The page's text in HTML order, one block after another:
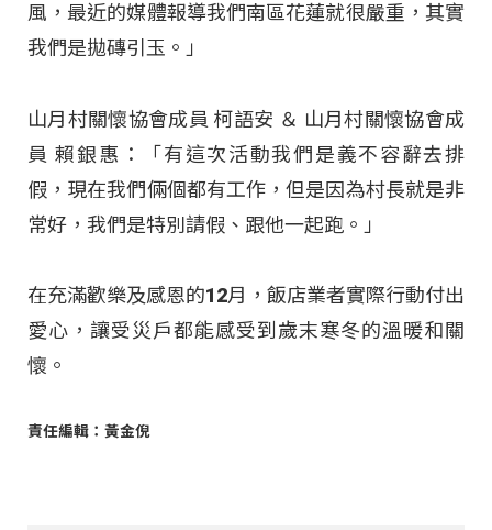
風，最近的媒體報導我們南區花蓮就很嚴重，其實
我們是拋磚引玉。」
山月村關懷協會成員 柯語安 ＆ 山月村關懷協會成
員 賴銀惠：「有這次活動我們是義不容辭去排
假，現在我們倆個都有工作，但是因為村長就是非
常好，我們是特別請假、跟他一起跑。」
在充滿歡樂及感恩的12月，飯店業者實際行動付出
愛心，讓受災戶都能感受到歲末寒冬的溫暖和關
懷。
責任編輯：黃金倪